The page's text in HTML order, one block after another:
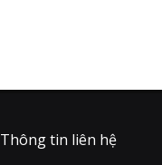
Thông tin liên hệ